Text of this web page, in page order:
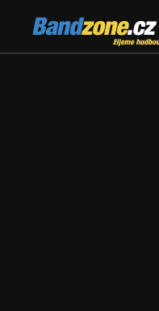
Bandzone.cz
žijeme hudbou